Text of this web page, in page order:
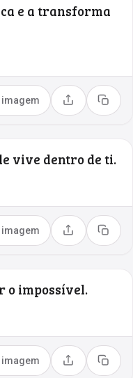
e a transforma
imagem Compartilhar
Copiar
vive dentro de ti.
imagem Compartilhar
Copiar
o impossível.
imagem Compartilhar
Copiar